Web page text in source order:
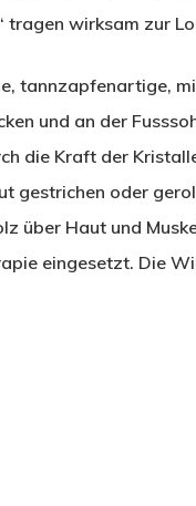
tragen wirksam zur
tannzapfenartige,
und an der
die Kraft der
gestrichen oder
über Haut und
eingesetzt. Die